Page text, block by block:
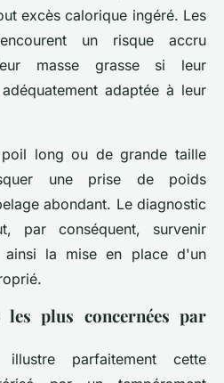
excès calorique ingéré. Les
un risque accru
masse grasse si leur
adaptée à leur
long ou de grande taille
une prise de poids
abondant. Le diagnostic
par conséquent, survenir
ainsi la mise en place d'un
plus concernées par
parfaitement cette